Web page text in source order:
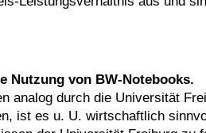
Nutzung von BW-Notebooks.
analog durch die Universität
ist es u. U. wirtschaftlich